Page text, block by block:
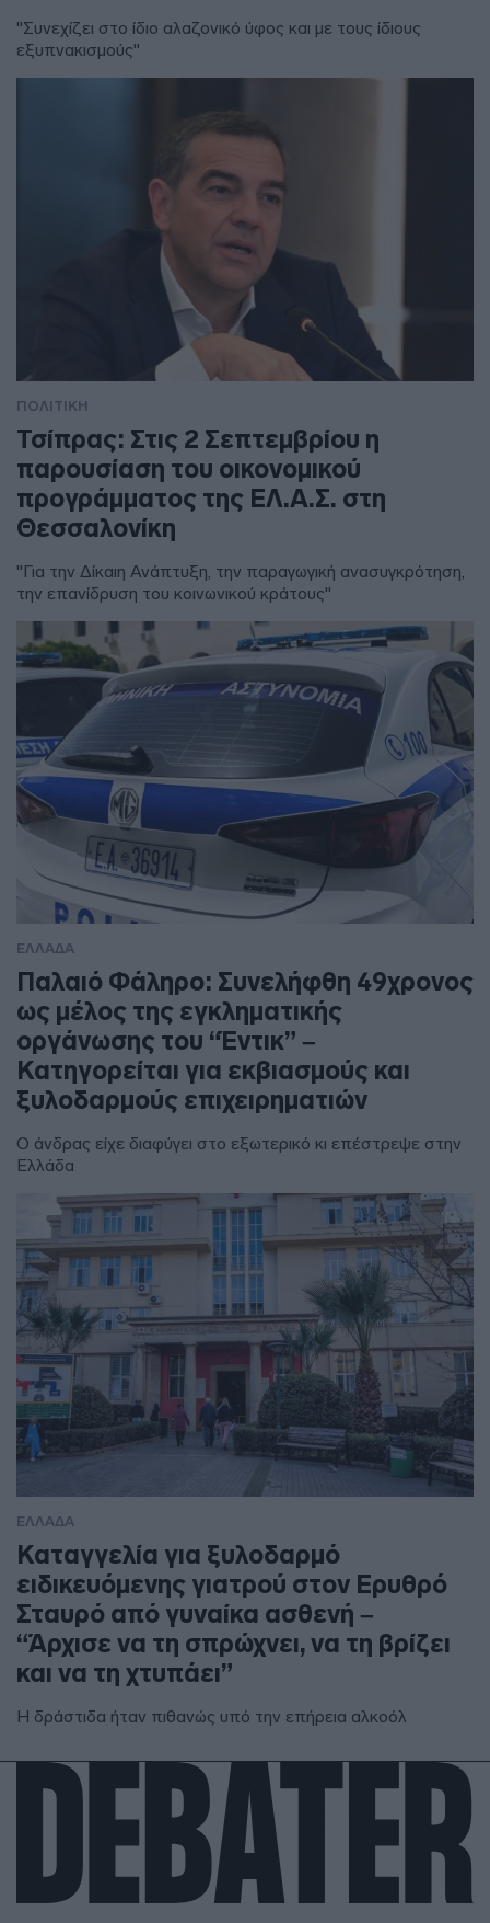
"Συνεχίζει στο ίδιο αλαζονικό ύφος και με τους ίδιους
εξυπνακισμούς"
ΠΟΛΙΤΙΚΗ
Τσίπρας: Στις 2 Σεπτεμβρίου η
παρουσίαση του οικονομικού
προγράμματος της ΕΛ.Α.Σ. στη
Θεσσαλονίκη
"Για την Δίκαιη Ανάπτυξη, την παραγωγική ανασυγκρότηση,
την επανίδρυση του κοινωνικού κράτους"
ΕΛΛΑΔΑ
Παλαιό Φάληρο: Συνελήφθη 49χρονος
ως μέλος της εγκληματικής
οργάνωσης του “Έντικ” –
Κατηγορείται για εκβιασμούς και
ξυλοδαρμούς επιχειρηματιών
Ο άνδρας είχε διαφύγει στο εξωτερικό κι επέστρεψε στην
Ελλάδα
ΕΛΛΑΔΑ
Καταγγελία για ξυλοδαρμό
ειδικευόμενης γιατρού στον Ερυθρό
Σταυρό από γυναίκα ασθενή –
“Άρχισε να τη σπρώχνει, να τη βρίζει
και να τη χτυπάει”
Η δράστιδα ήταν πιθανώς υπό την επήρεια αλκοόλ